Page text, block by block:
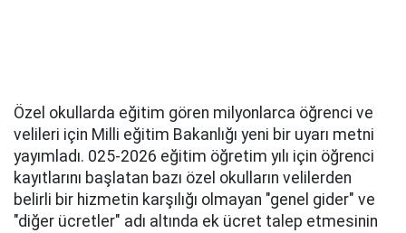
Özel okullarda eğitim gören milyonlarca öğrenci ve
velileri için Milli eğitim Bakanlığı yeni bir uyarı metni
yayımladı. 025-2026 eğitim öğretim yılı için öğrenci
kayıtlarını başlatan bazı özel okulların velilerden
belirli bir hizmetin karşılığı olmayan "genel gider" ve
"diğer ücretler" adı altında ek ücret talep etmesinin